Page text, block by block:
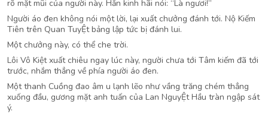
rõ mặt mũi của người này. Hắn kinh hãi nói: “Là ngươi!”
Người áo đen không nói một lời, lại xuất chưởng đánh tới. Nộ Kiếm
Tiên trên Quan TuyỆt bảng lập tức bị đánh lui.
Một chưởng này, có thể che trời.
Lôi Vô Kiệt xuất chiêu ngay lúc này, người chưa tới Tâm kiếm đã tới
trước, nhắm thẳng về phía người áo đen.
Một thanh Cuồng đao âm u lạnh lẽo như vầng trăng chém thẳng
xuống đầu, gương mặt anh tuấn của Lan NguyỆt Hầu tràn ngập sát
ý.